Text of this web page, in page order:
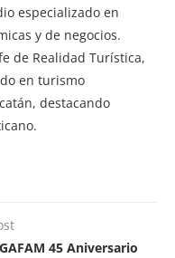
especializado en
y de negocios.
de Realidad Turística,
en turismo
destacando
45 Aniversario